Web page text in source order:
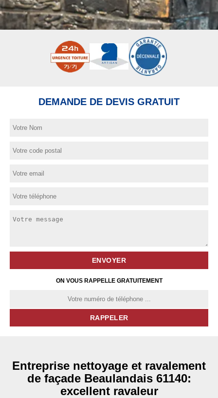
DEMANDE DE DEVIS GRATUIT
ON VOUS RAPPELLE GRATUITEMENT
Entreprise nettoyage et ravalement
de façade Beaulandais 61140:
excellent ravaleur